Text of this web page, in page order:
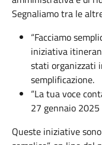
Segnaliamo tra le
“Facciamo
iniziativa
stati organizzati
semplificazione.
“La tua voce
27 gennaio
Queste iniziative